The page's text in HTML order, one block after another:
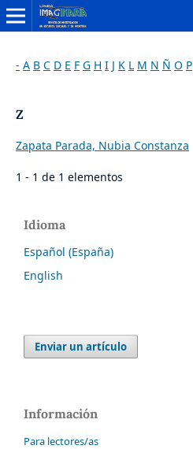
- A B C D E F G H I J K L M N Ñ O P
Z
Zapata Parada, Nubia Constanza
1 - 1 de 1 elementos
Idioma
Español (España)
English
Enviar un artículo
Información
Para lectores/as